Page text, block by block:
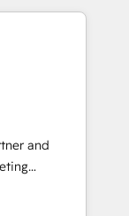
weeks, not
optimization
data
client
🛒 E-
pipelines;
and
mid-
a strategic